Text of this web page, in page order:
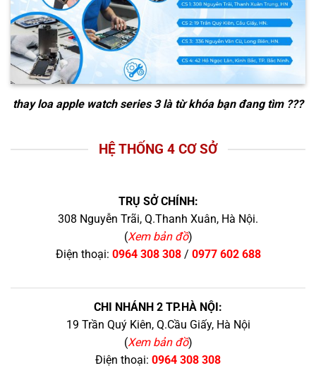
thay loa apple watch series 3là từ khóa bạn đang tìm ???
HỆ THỐNG 4 CƠ SỞ
TRỤ SỞ CHÍNH:
308 Nguyễn Trãi, Q.Thanh Xuân, Hà Nội.
(Xem bản đồ)
Điện thoại: 0964 308 308/ 0977 602 688
CHI NHÁNH 2 TP.HÀ NỘI:
19 Trần Quý Kiên, Q.Cầu Giấy, Hà Nội
(Xem bản đồ)
Điện thoại: 0964 308 308